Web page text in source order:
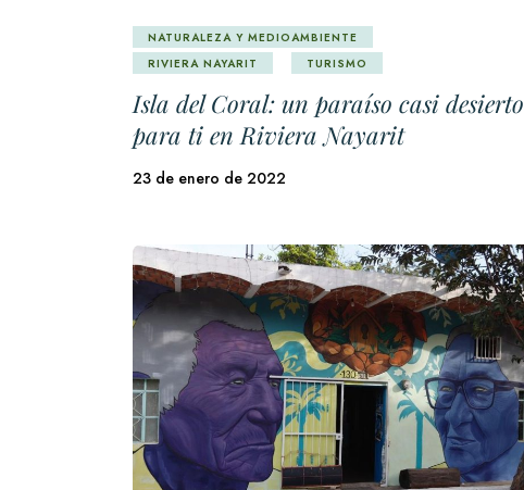
NATURALEZA Y MEDIOAMBIENTE
RIVIERA NAYARIT
TURISMO
Isla del Coral: un paraíso casi desierto
para ti en Riviera Nayarit
23 de enero de 2022